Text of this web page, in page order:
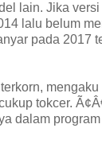
lain. Jika
lalu belum
pada 2017
tokcer.
dalam program